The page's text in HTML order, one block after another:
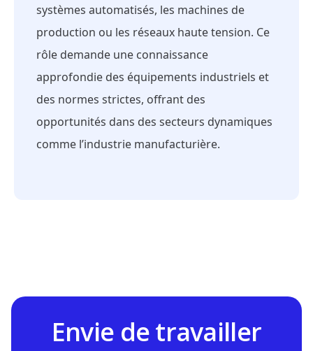
systèmes automatisés, les machines de
production ou les réseaux haute tension. Ce
rôle demande une connaissance
approfondie des équipements industriels et
des normes strictes, offrant des
opportunités dans des secteurs dynamiques
comme l’industrie manufacturière.
Envie de travailler